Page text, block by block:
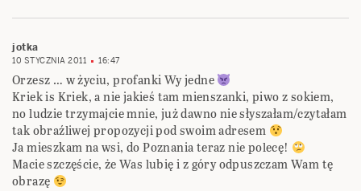
jotka
10 STYCZNIA 2011 16:47
Orzesz … w życiu, profanki Wy jedne
Kriek is Kriek, a nie jakieś tam mienszanki, piwo z sokiem,
no ludzie trzymajcie mnie, już dawno nie słyszałam/czytałam
tak obraźliwej propozycji pod swoim adresem
Ja mieszkam na wsi, do Poznania teraz nie polecę!
Macie szczęście, że Was lubię i z góry odpuszczam Wam tę
obrazę